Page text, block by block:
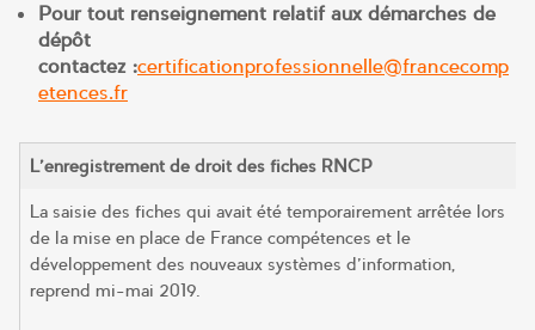
Pour tout renseignement relatif aux démarches de
dépôt
contactez :certificationprofessionnelle@francecomp
etences.fr
L’enregistrement de droit des fiches RNCP
La saisie des fiches qui avait été temporairement arrêtée lors
de la mise en place de France compétences et le
développement des nouveaux systèmes d’information,
reprend mi-mai 2019.